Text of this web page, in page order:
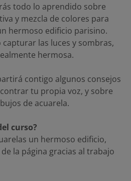
todo lo aprendido sobre
y mezcla de colores para
hermoso edificio parisino.
las luces y sombras,
hermosa.
contigo algunos consejos
tu propia voz, y sobre
de acuarela.
curso?
un hermoso edificio,
la página gracias al trabajo